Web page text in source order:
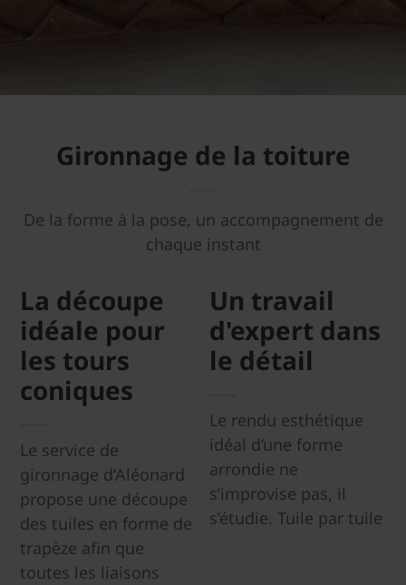
Gironnage de la toiture
De la forme à la pose, un accompagnement de
chaque instant
La découpe
idéale pour
les tours
coniques
Le service de
gironnage d’Aléonard
propose une découpe
des tuiles en forme de
trapèze afin que
toutes les liaisons
Un travail
d'expert dans
le détail
Le rendu esthétique
idéal d’une forme
arrondie ne
s’improvise pas, il
s’étudie. Tuile par tuile